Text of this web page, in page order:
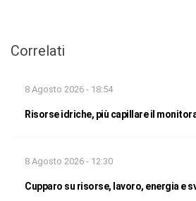
Correlati
8 Agosto 2026 - 18:54
Risorse idriche, più capillare il
8 Agosto 2026 - 12:30
Cupparo su risorse, lavoro, energia e